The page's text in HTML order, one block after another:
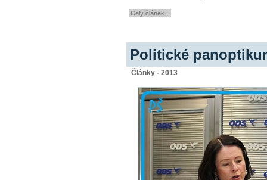
Celý článek...
Politické
Články - 2013